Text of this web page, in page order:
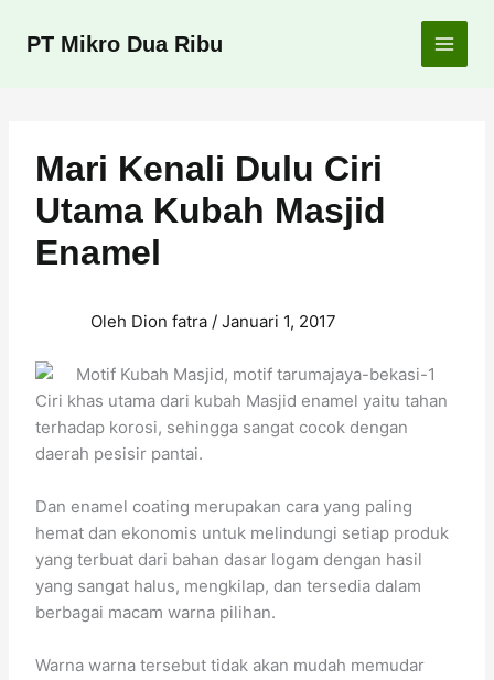
PT Mikro Dua Ribu
Mari Kenali Dulu Ciri
Utama Kubah Masjid
Enamel
Oleh Dion fatra /Januari 1, 2017
Ciri khas utama dari kubah Masjid enamel yaitu tahan
terhadap korosi, sehingga sangat cocok dengan
daerah pesisir pantai.
Dan enamel coating merupakan cara yang paling
hemat dan ekonomis untuk melindungi setiap produk
yang terbuat dari bahan dasar logam dengan hasil
yang sangat halus, mengkilap, dan tersedia dalam
berbagai macam warna pilihan.
Warna warna tersebut tidak akan mudah memudar